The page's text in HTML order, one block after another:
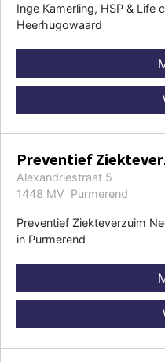
Inge Kamerling, HSP & Life
Heerhugowaard
Preventief
Alexandriestraat 5
1448 MV Purmerend
Preventief Ziekteverzuim
in Purmerend